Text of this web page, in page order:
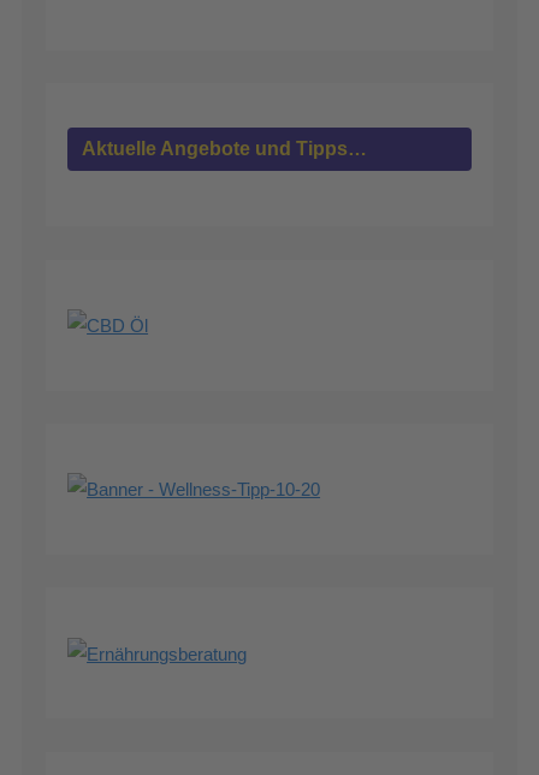
Aktuelle Angebote und Tipps…